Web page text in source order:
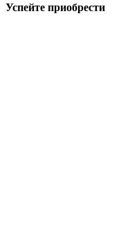
Успейте приобрести